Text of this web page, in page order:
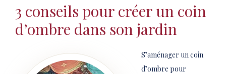
3 conseils pour créer un coin
d’ombre dans son jardin
S’aménager un coin
d’ombre pour